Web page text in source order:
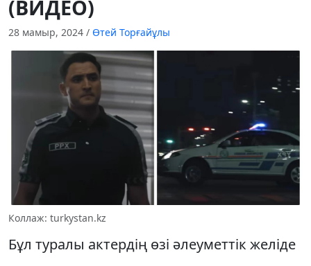
(ВИДЕО)
28 мамыр, 2024 / Өтей Торғайұлы
Коллаж: turkystan.kz
Бұл туралы актердің өзі әлеуметтік желіде